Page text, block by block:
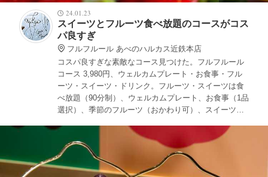
24.01.23
スイーツとフルーツ食べ放題のコースがコス
パ良すぎ
フルフルール あべのハルカス近鉄本店
コスパ良すぎな素敵なコース見つけた。フルフルール
コース 3,980円、ウェルカムプレート・お食事・フル
ーツ・スイーツ・ドリンク。フルーツ・スイーツは食
べ放題（90分制）、ウェルカムプレート、お食事（1品
選択）、季節のフルーツ（おかわり可）、スイーツ